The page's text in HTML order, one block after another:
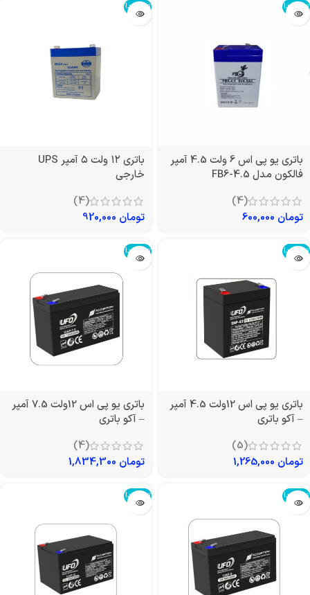
تمام شد!
باتری یو پی اس 6 ولت 4.5 آمپر
فالکون مدل FB6-4.5
(4)
تومان
تمام شد!
باتری ۱۲ ولت ۵ آمپر UPS
خارجی
(4)
تومان
تمام شد!
باتری یو پی اس 12ولت 4.5 آمپر
– آکو باتری
(5)
تومان
تمام شد!
باتری یو پی اس 12ولت 7.5 آمپر
– آکو باتری
(4)
تومان
تمام شد! تمام شد!